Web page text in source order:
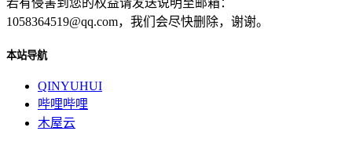
若有侵害到您的权益请发送说明至邮箱：
1058364519@qq.com，我们会尽快删除，谢谢。
本站导航
QINYUHUI
哔哩哔哩
木屋云